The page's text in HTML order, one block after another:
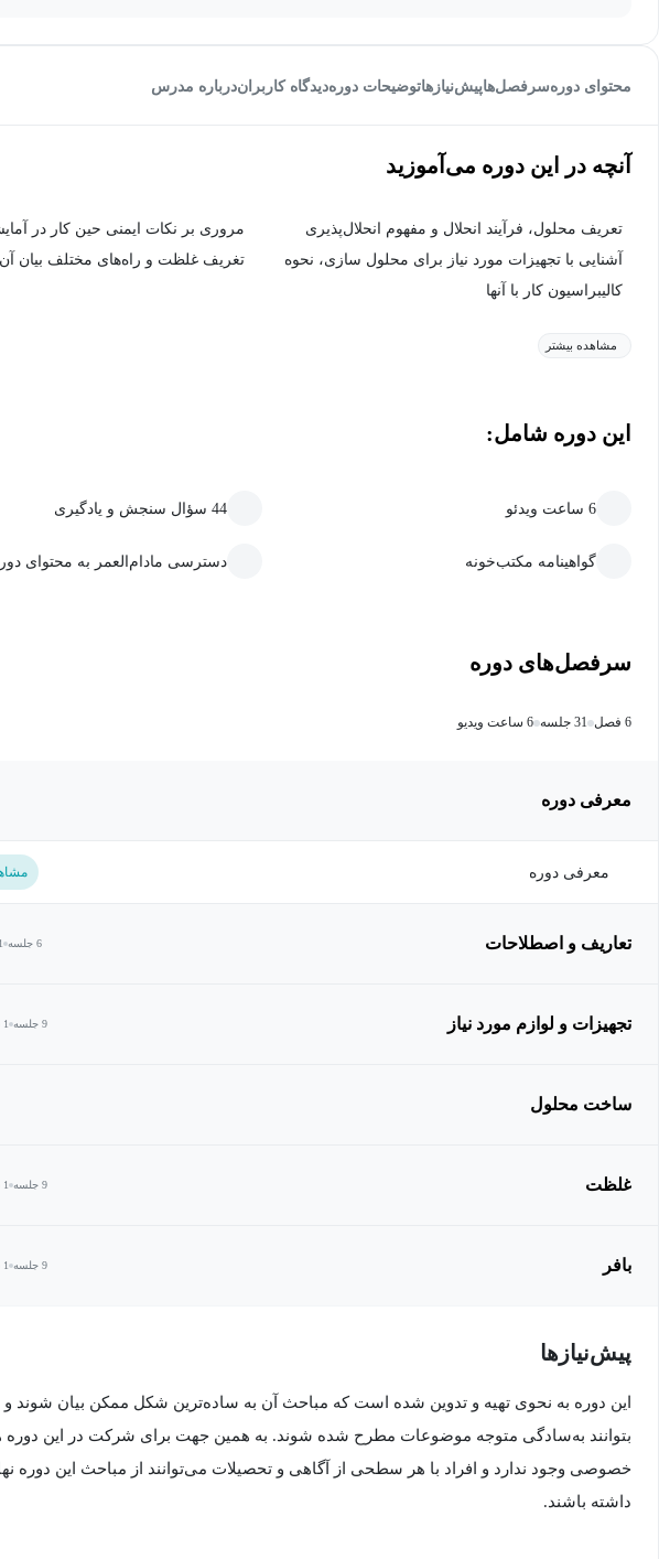
محتوای دورهسرفصل‌هاپیش‌نیاز‌هاتوضیحات دورهدیدگاه کاربراندرباره مدرس
آنچه در این دوره می‌آموزید
تعریف محلول، فرآیند انحلال و مفهوم انحلال‌پذیری
مروری بر نکات ایمنی حین کار در
آشنایی با تجهیزات مورد نیاز برای محلول سازی، نحوه
کالیبراسیون کار با آنها
تغریف غلظت و راه‌های مختلف بیان آن
مشاهده بیشتر
این دوره شامل:
6 ساعت ویدئو 44 سؤال سنجش و یادگیری
گواهینامه مکتب‌خونه دسترسی مادام‌العمر به محتوای
سرفصل‌های دوره
6 فصل 31 جلسه 6 ساعت ویدیو
معرفی دوره
معرفی دوره
تعاریف و اصطلاحات 6 جلسه 1 ساعت و 5 دقیقه
تجهیزات و لوازم مورد نیاز 9 جلسه 1 ساعت و 55 دقیقه
ساخت محلول
غلظت 9 جلسه 1 ساعت و 49 دقیقه
بافر 9 جلسه 1 ساعت و 38 دقیقه
پیش‌نیاز‌ها
این دوره به نحوی تهیه و تدوین شده است که مباحث آن به ساده‌ترین شکل ممکن بیان شوند و
بتوانند به‌سادگی متوجه موضوعات مطرح شده شوند. به همین جهت برای شرکت در این دوره
خصوصی وجود ندارد و افراد با هر سطحی از آگاهی و تحصیلات می‌توانند از مباحث این دوره
داشته باشند.